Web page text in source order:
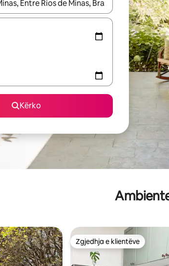
të disponueshme, lëviz me butonat e shigjetave
Kërko
Zgjedhja e klientëve
Zgjedhja e klientëve